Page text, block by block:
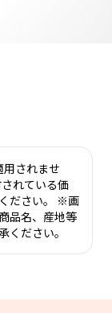
されませ
れている価
ださい。 ※画
品名、産地等
ください。